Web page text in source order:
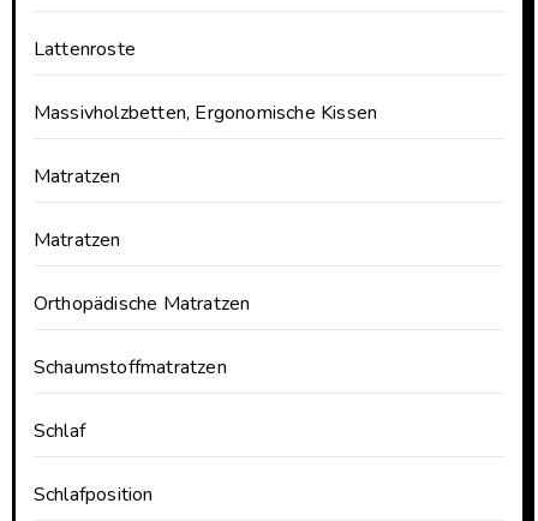
Lattenroste
Massivholzbetten, Ergonomische Kissen
Matratzen
Matratzen
Orthopädische Matratzen
Schaumstoffmatratzen
Schlaf
Schlafposition